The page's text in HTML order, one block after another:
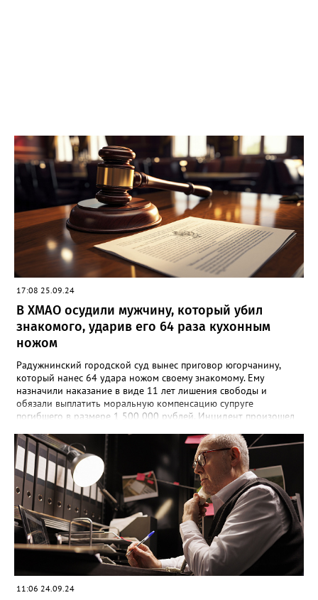
17:08 25.09.24
В ХМАО осудили мужчину, который убил
знакомого, ударив его 64 раза кухонным
ножом
Радужнинский городской суд вынес приговор югорчанину,
который нанес 64 удара ножом своему знакомому. Ему
назначили наказание в виде 11 лет лишения свободы и
обязали выплатить моральную компенсацию супруге
погибшего в размере 1 500 000 рублей. Инцидент произошел
своим знакомым в тамбуре жилого дома. Произошла потасовка
и югорчанин совершил убийство кухонным ножом. Он нанес
потерпевшему 64 удара по различным частям тела, которые
стали причиной смерти. Во время судебного заседания
югорчанин признал свою вину, но от дачи показаний
отказался.
11:06 24.09.24